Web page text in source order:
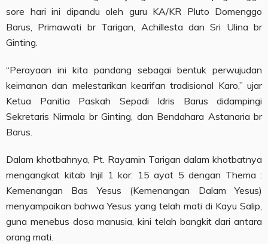
sore hari ini dipandu oleh guru KA/KR Pluto Domenggo
Barus, Primawati br Tarigan, Achillesta dan Sri Ulina br
Ginting.
“Perayaan ini kita pandang sebagai bentuk perwujudan
keimanan dan melestarikan kearifan tradisional Karo,” ujar
Ketua Panitia Paskah Sepadi Idris Barus didampingi
Sekretaris Nirmala br Ginting, dan Bendahara Astanaria br
Barus.
Dalam khotbahnya, Pt. Rayamin Tarigan dalam khotbatnya
mengangkat kitab Injil 1 kor: 15 ayat 5 dengan Thema :
Kemenangan Bas Yesus (Kemenangan Dalam Yesus)
menyampaikan bahwa Yesus yang telah mati di Kayu Salip,
guna menebus dosa manusia, kini telah bangkit dari antara
orang mati.